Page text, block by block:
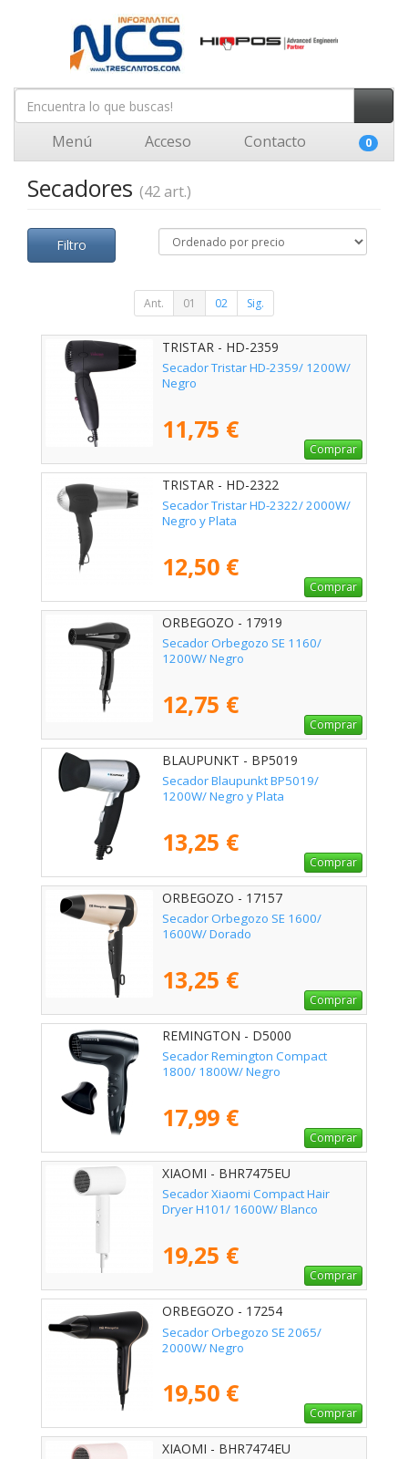
Menú Acceso Contacto 0
Secadores (42 art.)
Filtro
Ant. 01 02 Sig.
TRISTAR - HD-2359
Secador Tristar HD-2359/ 1200W/
Negro
11,75 €
Comprar
TRISTAR - HD-2322
Secador Tristar HD-2322/ 2000W/
Negro y Plata
12,50 €
Comprar
ORBEGOZO - 17919
Secador Orbegozo SE 1160/
1200W/ Negro
12,75 €
Comprar
BLAUPUNKT - BP5019
Secador Blaupunkt BP5019/
1200W/ Negro y Plata
13,25 €
Comprar
ORBEGOZO - 17157
Secador Orbegozo SE 1600/
1600W/ Dorado
13,25 €
Comprar
REMINGTON - D5000
Secador Remington Compact
1800/ 1800W/ Negro
17,99 €
Comprar
XIAOMI - BHR7475EU
Secador Xiaomi Compact Hair
Dryer H101/ 1600W/ Blanco
19,25 €
Comprar
ORBEGOZO - 17254
Secador Orbegozo SE 2065/
2000W/ Negro
19,50 €
Comprar
XIAOMI - BHR7474EU